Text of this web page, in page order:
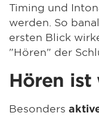
Timing und
werden. So
ersten Blick
"Hören" der
Hören
Besonders